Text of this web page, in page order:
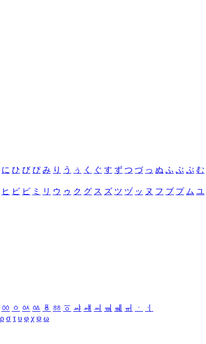
に ひ び ぴ み り う ぅ く ぐ す ず つ づ っ ぬ ふ ぶ ぷ む
ヒ ビ ピ ミ リ ウ ゥ ク グ ス ズ ツ ヅ ッ ヌ フ ブ プ ム ユ
ㆀ ㆁ ㆂ ㆃ ㆄ ㆅ ㆆ ㆇ ㆈ ㆉ ㆊ ㆋ ㆌ ㆍ
ㆎ
ρ σ τ υ φ χ ψ ω